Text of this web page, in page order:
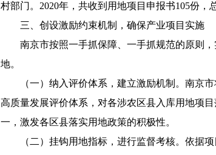
村部门。 2020年，共收到用地项目申报书105份，
三、创设激励约束机制，确保产业项目实施
南京市按照一手抓保障、一手抓规范的原则
地。
（一）纳入评价体系，建立激励机制。 南京
高质量发展评价体系，对各涉农区县入库用地项
一，激发各区县落实用地政策的积极性。
（二）挂钩用地指标，进行监督考核。 依据项